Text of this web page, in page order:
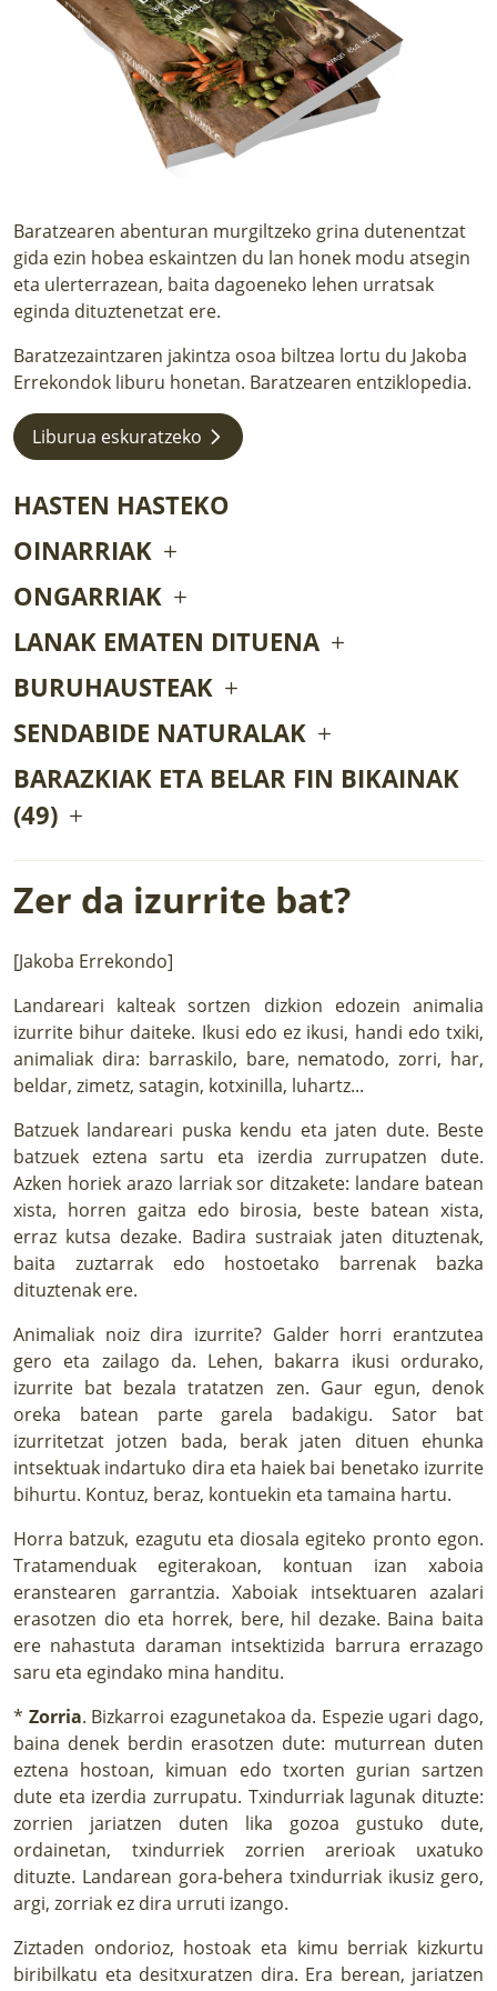
LURRAREN AGENDA
Baratzearen abenturan murgiltzeko grina dutenentzat
gida ezin hobea eskaintzen du lan honek modu atsegin
eta ulerterrazean, baita dagoeneko lehen urratsak
eginda dituztenetzat ere.
Baratzezaintzaren jakintza osoa biltzea lortu du Jakoba
Errekondok liburu honetan. Baratzearen entziklopedia.
Liburua eskuratzeko
HASTEN HASTEKO
OINARRIAK
ONGARRIAK
LANAK EMATEN DITUENA
BURUHAUSTEAK
SENDABIDE NATURALAK
BARAZKIAK ETA BELAR FIN BIKAINAK
(49)
Zer da izurrite bat?
[Jakoba Errekondo]
Landareari kalteak sortzen dizkion edozein animalia
izurrite bihur daiteke. Ikusi edo ez ikusi, handi edo txiki,
animaliak dira: barraskilo, bare, nematodo, zorri, har,
beldar, zimetz, satagin, kotxinilla, luhartz...
Batzuek landareari puska kendu eta jaten dute. Beste
batzuek eztena sartu eta izerdia zurrupatzen dute.
Azken horiek arazo larriak sor ditzakete: landare batean
xista, horren gaitza edo birosia, beste batean xista,
erraz kutsa dezake. Badira sustraiak jaten dituztenak,
baita zuztarrak edo hostoetako barrenak bazka
dituztenak ere.
Animaliak noiz dira izurrite? Galder horri erantzutea
gero eta zailago da. Lehen, bakarra ikusi ordurako,
izurrite bat bezala tratatzen zen. Gaur egun, denok
oreka batean parte garela badakigu. Sator bat
izurritetzat jotzen bada, berak jaten dituen ehunka
intsektuak indartuko dira eta haiek bai benetako izurrite
bihurtu. Kontuz, beraz, kontuekin eta tamaina hartu.
Horra batzuk, ezagutu eta diosala egiteko pronto egon.
Tratamenduak egiterakoan, kontuan izan xaboia
eranstearen garrantzia. Xaboiak intsektuaren azalari
erasotzen dio eta horrek, bere, hil dezake. Baina baita
ere nahastuta daraman intsektizida barrura errazago
saru eta egindako mina handitu.
* Zorria. Bizkarroi ezagunetakoa da. Espezie ugari dago,
baina denek berdin erasotzen dute: muturrean duten
eztena hostoan, kimuan edo txorten gurian sartzen
dute eta izerdia zurrupatu. Txindurriak lagunak dituzte:
zorrien jariatzen duten lika gozoa gustuko dute,
ordainetan, txindurriek zorrien arerioak uxatuko
dituzte. Landarean gora-behera txindurriak ikusiz gero,
argi, zorriak ez dira urruti izango.
Ziztaden ondorioz, hostoak eta kimu berriak kizkurtu
biribilkatu eta desitxuratzen dira. Era berean, jariatzen